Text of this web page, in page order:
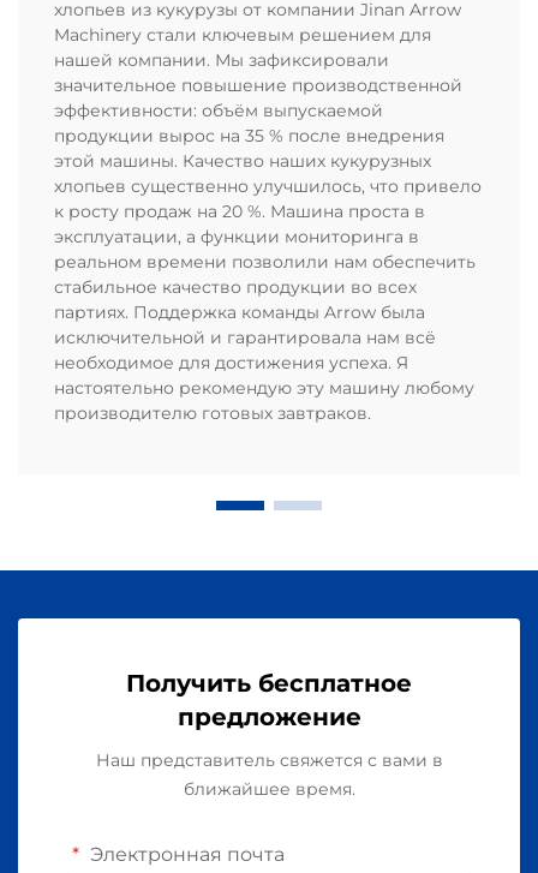
хлопьев из кукурузы от компании Jinan Arrow
Machinery стали ключевым решением для
нашей компании. Мы зафиксировали
значительное повышение производственной
эффективности: объём выпускаемой
продукции вырос на 35 % после внедрения
этой машины. Качество наших кукурузных
хлопьев существенно улучшилось, что привело
к росту продаж на 20 %. Машина проста в
эксплуатации, а функции мониторинга в
реальном времени позволили нам обеспечить
стабильное качество продукции во всех
партиях. Поддержка команды Arrow была
исключительной и гарантировала нам всё
необходимое для достижения успеха. Я
настоятельно рекомендую эту машину любому
производителю готовых завтраков.
Получить бесплатное
предложение
Наш представитель свяжется с вами в
ближайшее время.
Электронная почта